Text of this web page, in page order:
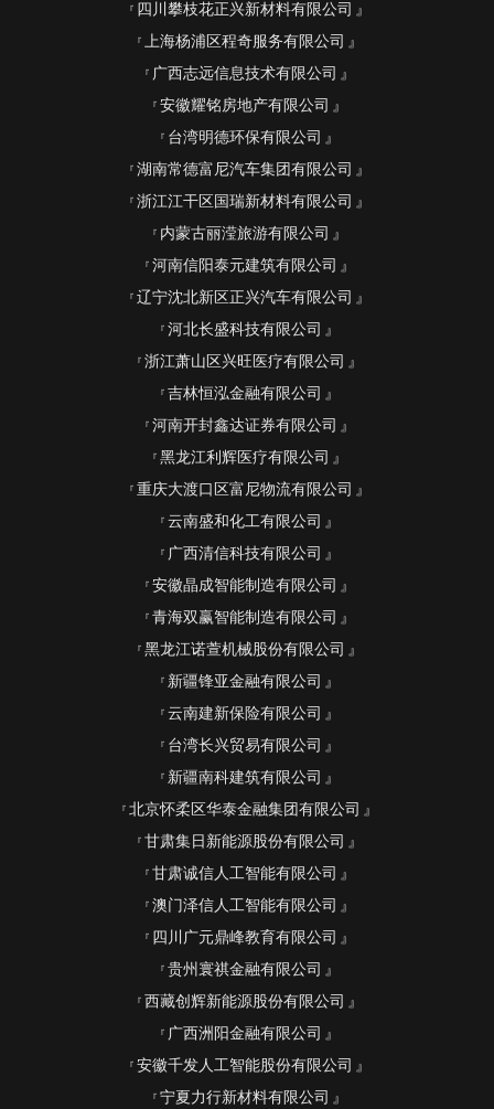
四川攀枝花正兴新材料有限公司
上海杨浦区程奇服务有限公司
广西志远信息技术有限公司
安徽耀铭房地产有限公司
台湾明德环保有限公司
湖南常德富尼汽车集团有限公司
浙江江干区国瑞新材料有限公司
内蒙古丽滢旅游有限公司
河南信阳泰元建筑有限公司
辽宁沈北新区正兴汽车有限公司
河北长盛科技有限公司
浙江萧山区兴旺医疗有限公司
吉林恒泓金融有限公司
河南开封鑫达证券有限公司
黑龙江利辉医疗有限公司
重庆大渡口区富尼物流有限公司
云南盛和化工有限公司
广西清信科技有限公司
安徽晶成智能制造有限公司
青海双赢智能制造有限公司
黑龙江诺萱机械股份有限公司
新疆锋亚金融有限公司
云南建新保险有限公司
台湾长兴贸易有限公司
新疆南科建筑有限公司
北京怀柔区华泰金融集团有限公司
甘肃集日新能源股份有限公司
甘肃诚信人工智能有限公司
澳门泽信人工智能有限公司
四川广元鼎峰教育有限公司
贵州寰祺金融有限公司
西藏创辉新能源股份有限公司
广西洲阳金融有限公司
安徽千发人工智能股份有限公司
宁夏力行新材料有限公司